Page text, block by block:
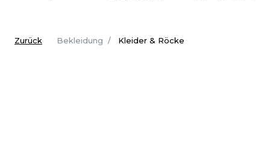
Zurück Bekleidung Kleider & Röcke